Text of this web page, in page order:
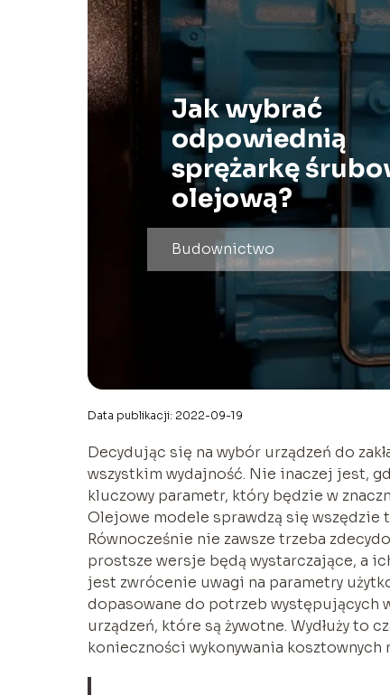
Jak wybrać
odpowiednią
sprężarkę
olejową?
Budownictwo
Data publikacji: 2022-09-19
Decydując się na wybór urządzeń do
wszystkim wydajność. Nie inaczej jest,
kluczowy parametr, który będzie w
Olejowe modele sprawdzą się wszędzie
Równocześnie nie zawsze trzeba
prostsze wersje będą wystarczające, a
jest zwrócenie uwagi na parametry
dopasowane do potrzeb występujących
urządzeń, które są żywotne. Wydłuży to
konieczności wykonywania kosztownych